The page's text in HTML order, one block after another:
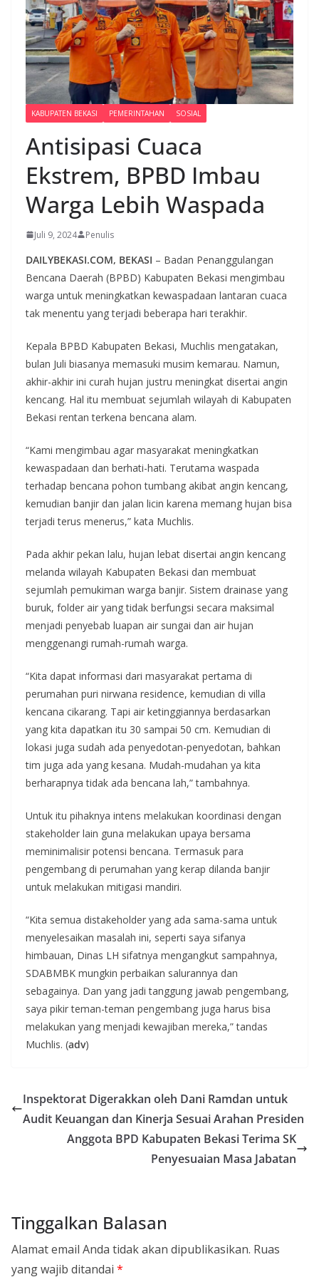
KABUPATEN BEKASI PEMERINTAHAN SOSIAL
Antisipasi Cuaca
Ekstrem, BPBD Imbau
Warga Lebih Waspada
Juli 9, 2024 Penulis
DAILYBEKASI.COM, BEKASI – Badan Penanggulangan
Bencana Daerah (BPBD) Kabupaten Bekasi mengimbau
warga untuk meningkatkan kewaspadaan lantaran cuaca
tak menentu yang terjadi beberapa hari terakhir.
Kepala BPBD Kabupaten Bekasi, Muchlis mengatakan,
bulan Juli biasanya memasuki musim kemarau. Namun,
akhir-akhir ini curah hujan justru meningkat disertai angin
kencang. Hal itu membuat sejumlah wilayah di Kabupaten
Bekasi rentan terkena bencana alam.
“Kami mengimbau agar masyarakat meningkatkan
kewaspadaan dan berhati-hati. Terutama waspada
terhadap bencana pohon tumbang akibat angin kencang,
kemudian banjir dan jalan licin karena memang hujan bisa
terjadi terus menerus,” kata Muchlis.
Pada akhir pekan lalu, hujan lebat disertai angin kencang
melanda wilayah Kabupaten Bekasi dan membuat
sejumlah pemukiman warga banjir. Sistem drainase yang
buruk, folder air yang tidak berfungsi secara maksimal
menjadi penyebab luapan air sungai dan air hujan
menggenangi rumah-rumah warga.
“Kita dapat informasi dari masyarakat pertama di
perumahan puri nirwana residence, kemudian di villa
kencana cikarang. Tapi air ketinggiannya berdasarkan
yang kita dapatkan itu 30 sampai 50 cm. Kemudian di
lokasi juga sudah ada penyedotan-penyedotan, bahkan
tim juga ada yang kesana. Mudah-mudahan ya kita
berharapnya tidak ada bencana lah,” tambahnya.
Untuk itu pihaknya intens melakukan koordinasi dengan
stakeholder lain guna melakukan upaya bersama
meminimalisir potensi bencana. Termasuk para
pengembang di perumahan yang kerap dilanda banjir
untuk melakukan mitigasi mandiri.
“Kita semua distakeholder yang ada sama-sama untuk
menyelesaikan masalah ini, seperti saya sifanya
himbauan, Dinas LH sifatnya mengangkut sampahnya,
SDABMBK mungkin perbaikan salurannya dan
sebagainya. Dan yang jadi tanggung jawab pengembang,
saya pikir teman-teman pengembang juga harus bisa
melakukan yang menjadi kewajiban mereka,” tandas
Muchlis. (adv)
Inspektorat Digerakkan oleh Dani Ramdan untuk
Audit Keuangan dan Kinerja Sesuai Arahan Presiden
Anggota BPD Kabupaten Bekasi Terima SK
Penyesuaian Masa Jabatan
Tinggalkan Balasan
Alamat email Anda tidak akan dipublikasikan. Ruas
yang wajib ditandai *